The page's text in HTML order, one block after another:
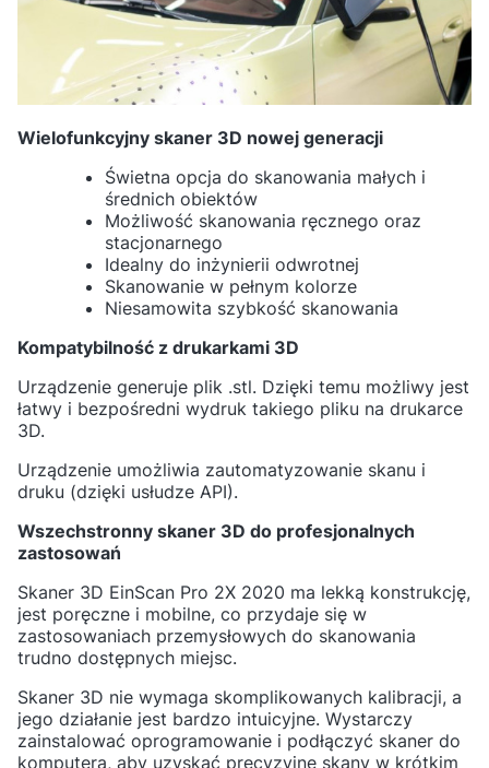
Wielofunkcyjny skaner 3D nowej generacji
Świetna opcja do skanowania małych i
średnich obiektów
Możliwość skanowania ręcznego oraz
stacjonarnego
Idealny do inżynierii odwrotnej
Skanowanie w pełnym kolorze
Niesamowita szybkość skanowania
Kompatybilność z drukarkami 3D
Urządzenie generuje plik .stl. Dzięki temu możliwy jest
łatwy i bezpośredni wydruk takiego pliku na drukarce
3D.
Urządzenie umożliwia zautomatyzowanie skanu i
druku (dzięki usłudze API).
Wszechstronny skaner 3D do profesjonalnych
zastosowań
Skaner 3D EinScan Pro 2X 2020 ma lekką konstrukcję,
jest poręczne i mobilne, co przydaje się w
zastosowaniach przemysłowych do skanowania
trudno dostępnych miejsc.
Skaner 3D nie wymaga skomplikowanych kalibracji, a
jego działanie jest bardzo intuicyjne. Wystarczy
zainstalować oprogramowanie i podłączyć skaner do
komputera, aby uzyskać precyzyjne skany w krótkim